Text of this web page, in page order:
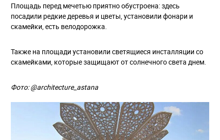
Площадь перед мечетью приятно обустроена: здесь
посадили редкие деревья и цветы, установили фонари и
скамейки, есть велодорожка.
Также на площади установили светящиеся инсталляции со
скамейками, которые защищают от солнечного света днем.
Фото: @architecture_astana